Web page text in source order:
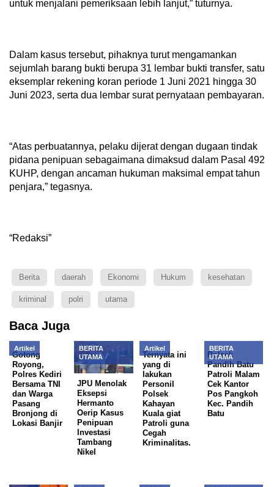
untuk menjalani pemeriksaan lebih lanjut,” tuturnya.
Dalam kasus tersebut, pihaknya turut mengamankan
sejumlah barang bukti berupa 31 lembar bukti transfer, satu
eksemplar rekening koran periode 1 Juni 2021 hingga 30
Juni 2023, serta dua lembar surat pernyataan pembayaran.
“Atas perbuatannya, pelaku dijerat dengan dugaan tindak
pidana penipuan sebagaimana dimaksud dalam Pasal 492
KUHP, dengan ancaman hukuman maksimal empat tahun
penjara,” tegasnya.
“Redaksi”
Berita daerah Ekonomi Hukum kesehatan
kriminal polri utama
Baca Juga
Artikel
Gotong
Royong,
Polres Kediri
Bersama TNI
dan Warga
Pasang
Bronjong di
Lokasi Banjir
BERITA
UTAMA
JPU Menolak
Eksepsi
Hermanto
Oerip Kasus
Penipuan
Investasi
Tambang
Nikel
Artikel
Ternyata ini
yang di
lakukan
Personil
Polsek
Kahayan
Kuala giat
Patroli guna
Cegah
Kriminalitas.
BERITA
UTAMA
Polsek
Pandih Batu
Patroli Malam
Cek Kantor
Pos Pangkoh
Kec. Pandih
Batu